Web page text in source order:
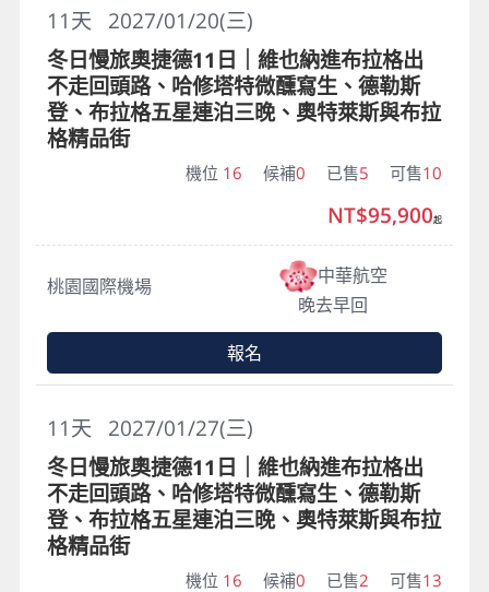
2027/01/20(三)
11天
冬日慢旅奧捷德11日｜維也納進布拉格出
不走回頭路、哈修塔特微醺寫生、德勒斯
登、布拉格五星連泊三晚、奧特萊斯與布拉
格精品街
機位 16 候補0 已售5 可售10
桃園國際機場
中華航空
晚去早回
NT$95,900起
報名
2027/01/27(三)
11天
冬日慢旅奧捷德11日｜維也納進布拉格出
不走回頭路、哈修塔特微醺寫生、德勒斯
登、布拉格五星連泊三晚、奧特萊斯與布拉
格精品街
機位 16 候補0 已售2 可售13